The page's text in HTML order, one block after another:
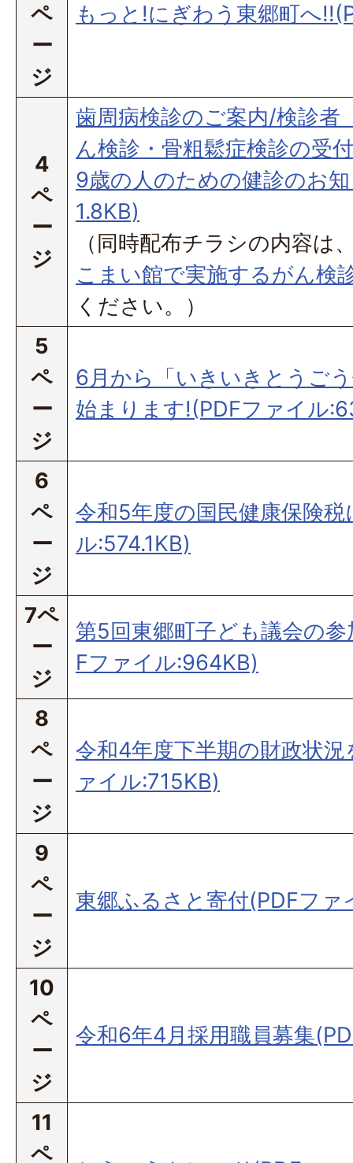
ペ
ー
ジ
もっと!にぎわう東郷町へ
4
ペ
ー
ジ
歯周病検診のご案内/検診者
ん検診・骨粗鬆症検診の受
9歳の人のための健診のお
1.8KB)
（同時配布チラシの内容は
こまい館で実施するがん検
ください。）
5
ペ
ー
ジ
6月から「いきいきとうご
始まります!(PDFファイル
6
ペ
ー
ジ
令和5年度の国民健康保険
ル:574.1KB)
7ペ
ー
ジ
第5回東郷町子ども議会の
Fファイル:964KB)
8
ペ
ー
ジ
令和4年度下半期の財政状
ァイル:715KB)
9
ペ
ー
ジ
東郷ふるさと寄付(PDFファ
10
ペ
ー
ジ
令和6年4月採用職員募集
11
ペ